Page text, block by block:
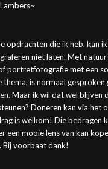
opdrachten die ik heb, kan
niet laten. Met
portretfotografie met een
thema, is normaal gesproken
Maar ik wil dat wel blijven
Doneren kan via het
is welkom! Die bedragen
een mooie lens van kan
Bij voorbaat dank!